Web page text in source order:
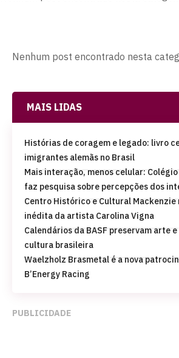
Nenhum post encontrado nesta
MAIS LIDAS
Histórias de coragem e legado: livro
imigrantes alemãs no Brasil
Mais interação, menos celular:
faz pesquisa sobre percepções dos
Centro Histórico e Cultural Mackenzie
inédita da artista Carolina Vigna
Calendários da BASF preservam arte
cultura brasileira
Waelzholz Brasmetal é a nova
B’Energy Racing
PUBLICIDADE